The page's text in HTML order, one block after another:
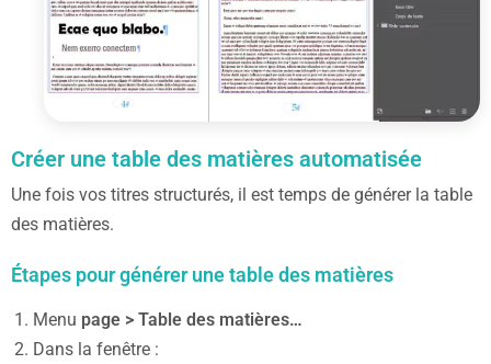
Créer une table des matières automatisée
Une fois vos titres structurés, il est temps de générer la table
des matières.
Étapes pour générer une table des matières
Menu page > Table des matières…
Dans la fenêtre :